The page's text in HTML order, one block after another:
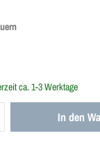
ca. 1-3 Werktage
In den